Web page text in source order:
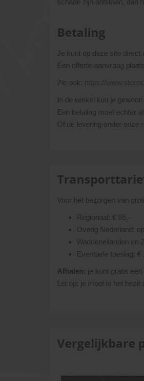
schade zijn ontstaan, dan
Betaling
Je kunt op deze site direct
Een offerte-aanvraag
Zie ook:
In de winkel kun je
Een betaling moet echter
Of de levering onder onze
Voor het bezorgen van
Regionaal: € 85,-
Overig Nederland:
Waddeneilanden en
Eventuele toeslag:
Afhalen: je kunt gratis
Let op: je moet in het bezit
Vergelijkbare